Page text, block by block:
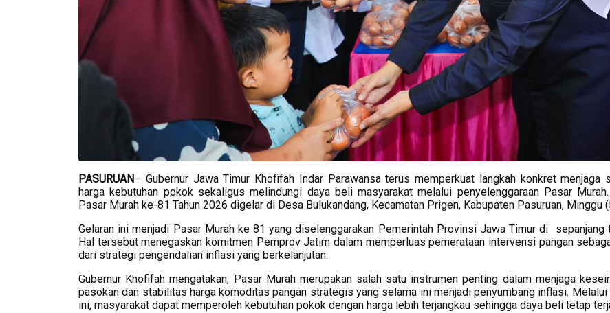
PASURUAN– Gubernur Jawa Timur Khofifah Indar Parawansa terus memperkuat langkah konkret menjaga
harga kebutuhan pokok sekaligus melindungi daya beli masyarakat melalui penyelenggaraan Pasar
Pasar Murah ke-81 Tahun 2026 digelar di Desa Bulukandang, Kecamatan Prigen, Kabupaten Pasuruan, Minggu
Gelaran ini menjadi Pasar Murah ke 81 yang diselenggarakan Pemerintah Provinsi Jawa Timur di sepanjang
Hal tersebut menegaskan komitmen Pemprov Jatim dalam memperluas pemerataan intervensi pangan
dari strategi pengendalian inflasi yang berkelanjutan.
Gubernur Khofifah mengatakan, Pasar Murah merupakan salah satu instrumen penting dalam menjaga
pasokan dan stabilitas harga komoditas pangan strategis yang selama ini menjadi penyumbang inflasi. Melalui
ini, masyarakat dapat memperoleh kebutuhan pokok dengan harga lebih terjangkau sehingga daya beli tetap